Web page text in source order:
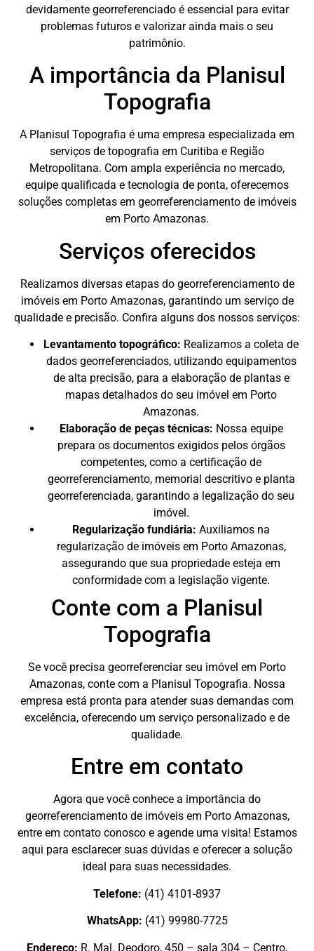
devidamente georreferenciado é essencial para evitar
problemas futuros e valorizar ainda mais o seu
patrimônio.
A importância da Planisul
Topografia
A Planisul Topografia é uma empresa especializada em
serviços de topografia em Curitiba e Região
Metropolitana. Com ampla experiência no mercado,
equipe qualificada e tecnologia de ponta, oferecemos
soluções completas em georreferenciamento de imóveis
em Porto Amazonas.
Serviços oferecidos
Realizamos diversas etapas do georreferenciamento de
imóveis em Porto Amazonas, garantindo um serviço de
qualidade e precisão. Confira alguns dos nossos serviços:
Levantamento topográfico: Realizamos a coleta de
dados georreferenciados, utilizando equipamentos
de alta precisão, para a elaboração de plantas e
mapas detalhados do seu imóvel em Porto
Amazonas.
Elaboração de peças técnicas: Nossa equipe
prepara os documentos exigidos pelos órgãos
competentes, como a certificação de
georreferenciamento, memorial descritivo e planta
georreferenciada, garantindo a legalização do seu
imóvel.
Regularização fundiária: Auxiliamos na
regularização de imóveis em Porto Amazonas,
assegurando que sua propriedade esteja em
conformidade com a legislação vigente.
Conte com a Planisul
Topografia
Se você precisa georreferenciar seu imóvel em Porto
Amazonas, conte com a Planisul Topografia. Nossa
empresa está pronta para atender suas demandas com
excelência, oferecendo um serviço personalizado e de
qualidade.
Entre em contato
Agora que você conhece a importância do
georreferenciamento de imóveis em Porto Amazonas,
entre em contato conosco e agende uma visita! Estamos
aqui para esclarecer suas dúvidas e oferecer a solução
ideal para suas necessidades.
Telefone: (41) 4101-8937
WhatsApp: (41) 99980-7725
Endereço: R. Mal. Deodoro, 450 – sala 304 – Centro,